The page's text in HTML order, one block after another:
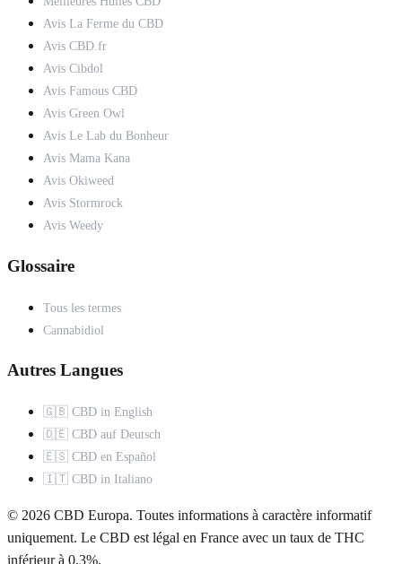
Avis La Ferme du CBD
Avis CBD.fr
Avis Cibdol
Avis Famous CBD
Avis Green Owl
Avis Le Lab du Bonheur
Avis Mama Kana
Avis Okiweed
Avis Stormrock
Avis Weedy
Glossaire
Tous les termes
Cannabidiol
Autres Langues
🇬🇧 CBD in English
🇩🇪 CBD auf Deutsch
🇪🇸 CBD en Español
🇮🇹 CBD in Italiano
© 2026 CBD Europa. Toutes informations à caractère informatif
uniquement. Le CBD est légal en France avec un taux de THC
inférieur à 0,3%.